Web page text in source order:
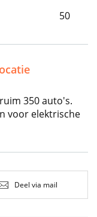
50
350 auto's.
voor elektrische
Deel via mail